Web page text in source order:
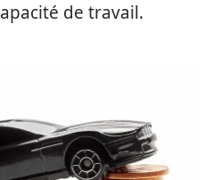
de travail.